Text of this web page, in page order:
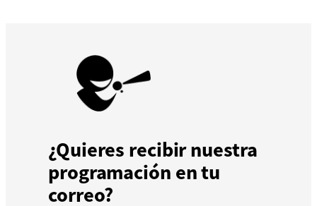
¿Quieres recibir nuestra
programación en tu
correo?